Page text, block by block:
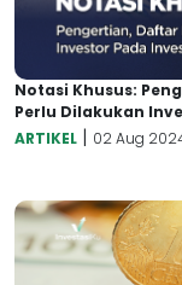
Notasi Khusus:
Perlu Dilakukan
ARTIKEL | 02 Aug